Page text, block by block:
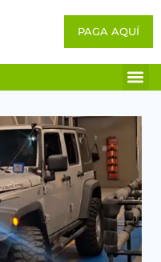
PAGA AQUÍ